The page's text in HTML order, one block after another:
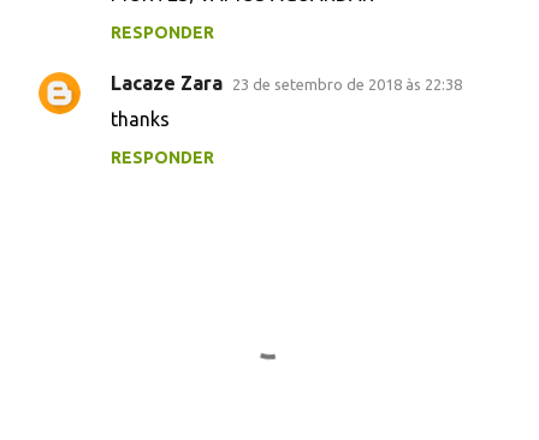
s
RESPONDER
Lacaze Zara 23 de setembro de 2018 às 22:38
thanks
RESPONDER